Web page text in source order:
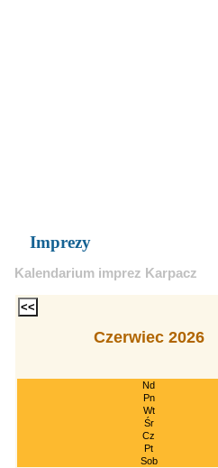
Imprezy
Kalendarium imprez Karpacz
Czerwiec 2026
Nd
Pn
Wt
Śr
Cz
Pt
Sob